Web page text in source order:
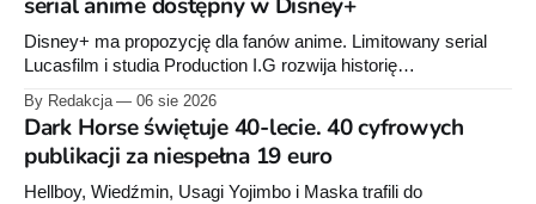
Disney+ ma propozycję dla fanów anime. Limitowany serial
Lucasfilm i studia Production I.G rozwija historię
oraz „Dziewiąty Jedi: Dziecko nadziei" z serii „Gwiezdne
wojny: Wizje”. Wszystkie osiem odcinków jest już dostępnych
w Disney+.
By Redakcja 06 sie 2026
Dark Horse świętuje 40-lecie. 40 cyfrowych
publikacji za niespełna 19 euro
Hellboy, Wiedźmin, Usagi Yojimbo i Maska trafili do